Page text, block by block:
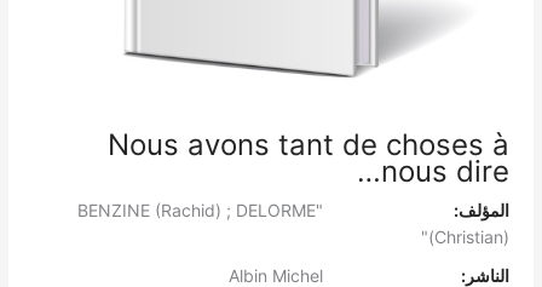
Nous avons tant de choses à
nous dire…
المؤلف:
"BENZINE (Rachid) ; DELORME
(Christian)"
الناشر:
Albin Michel